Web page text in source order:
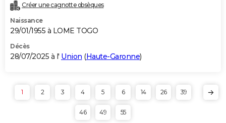
Créer une cagnotte obsèques
Naissance
29/01/1955 à LOME TOGO
Décès
28/07/2025 à l' Union (Haute-Garonne)
1 2 3 4 5 6 14 26 39
46 49 55